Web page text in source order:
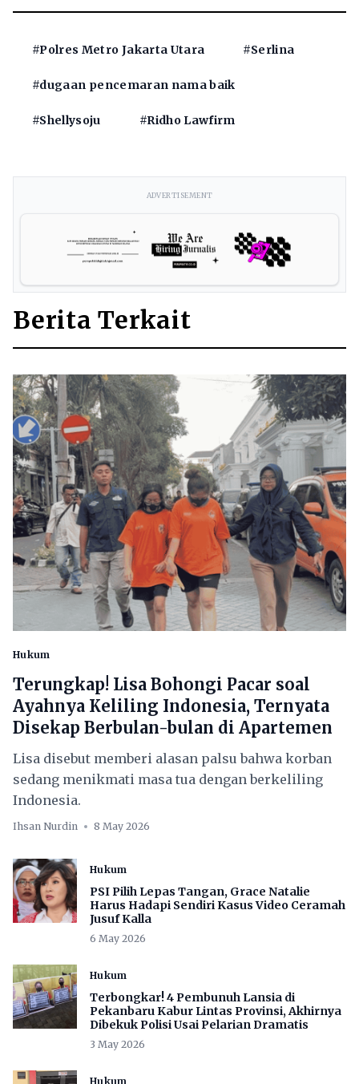
#Polres Metro Jakarta Utara #Serlina
#dugaan pencemaran nama baik
#Shellysoju #Ridho Lawfirm
ADVERTISEMENT
Berita Terkait
Hukum
Terungkap! Lisa Bohongi Pacar soal
Ayahnya Keliling Indonesia, Ternyata
Disekap Berbulan-bulan di Apartemen
Lisa disebut memberi alasan palsu bahwa korban
sedang menikmati masa tua dengan berkeliling
Indonesia.
Ihsan Nurdin 8 May 2026
Hukum
PSI Pilih Lepas Tangan, Grace Natalie
Harus Hadapi Sendiri Kasus Video Ceramah
Jusuf Kalla
6 May 2026
Hukum
Terbongkar! 4 Pembunuh Lansia di
Pekanbaru Kabur Lintas Provinsi, Akhirnya
Dibekuk Polisi Usai Pelarian Dramatis
3 May 2026
Hukum